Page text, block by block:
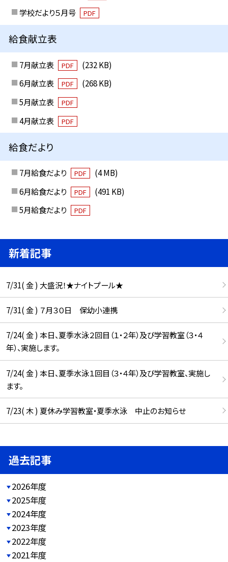
学校だより５月号 PDF
給食献立表
7月献立表 PDF
(232 KB)
6月献立表
PDF
(268 KB)
5月献立表
PDF
4月献立表 PDF
給食だより
7月給食だより PDF
(4 MB)
6月給食だより
PDF
(491 KB)
5月給食だより
PDF
新着記事
7/31( 金 ) 大盛況！★ナイトプール★
7/31( 金 ) ７月３０日 保幼小連携
7/24( 金 ) 本日、夏季水泳２回目（１・２年）及び学習教室（３・４
年）、実施します。
7/24( 金 ) 本日、夏季水泳１回目（３・４年）及び学習教室、実施し
ます。
7/23( 木 ) 夏休み学習教室・夏季水泳 中止のお知らせ
過去記事
2026年度
2025年度
2024年度
2023年度
2022年度
2021年度